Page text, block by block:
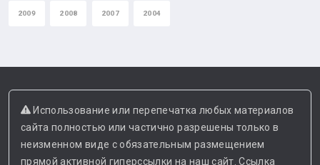
2009 2008 2007 2004
Использование или перепечатка любых материалов
сайта полностью или частично разрешены только в
неизменном виде с обязательным размещением
прямой активной гиперссылки на наш сайт. Ссылка